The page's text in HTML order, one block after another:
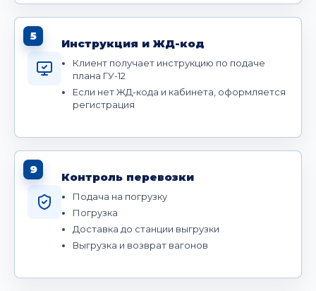
5
Инструкция и ЖД-код
Клиент получает инструкцию по подаче
плана ГУ-12
Если нет ЖД-кода и кабинета, оформляется
регистрация
9
Контроль перевозки
Подача на погрузку
Погрузка
Доставка до станции выгрузки
Выгрузка и возврат вагонов